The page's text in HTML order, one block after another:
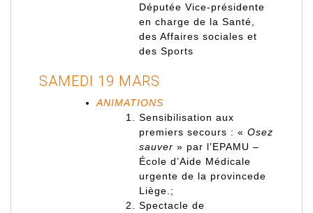
Députée Vice-présidente
en charge de la Santé,
des Affaires sociales et
des Sports
SAMEDI 19 MARS
ANIMATIONS
Sensibilisation aux
premiers secours : « Osez
sauver » par l’EPAMU –
École d’Aide Médicale
urgente de la provincede
Liège.;
Spectacle de